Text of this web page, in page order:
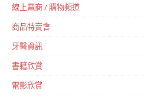
線上電商 / 購物頻道
商品特賣會
牙醫資訊
書籍欣賞
電影欣賞